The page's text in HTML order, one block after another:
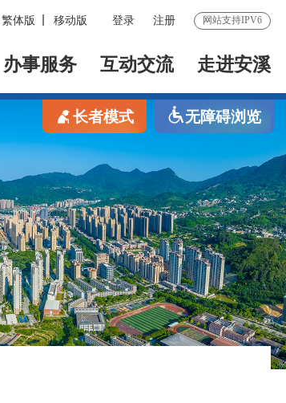
繁体版 移动版 登录 注册 网站支持IPV6
办事服务 互动交流 走进安溪
长者模式 无障碍浏览